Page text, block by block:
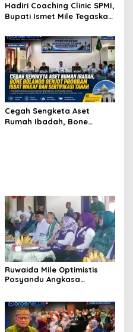
Hadiri Coaching Clinic SPMI,
Bupati Ismet Mile Tegaskan
Guru Jadi Prioritas
Pendidikan Bone Bolango
Cegah Sengketa Aset
Rumah Ibadah, Bone
Ruwaida Mile Optimistis
Posyandu Angkasa